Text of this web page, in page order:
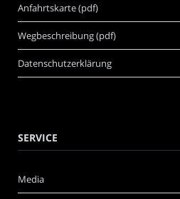
Anfahrtskarte (pdf)
Wegbeschreibung (pdf)
Datenschutzerklärung
SERVICE
Media